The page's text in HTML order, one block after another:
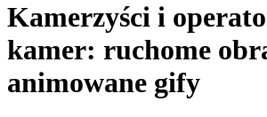
Kamerzyści i
kamer: ruchome
animowane gify